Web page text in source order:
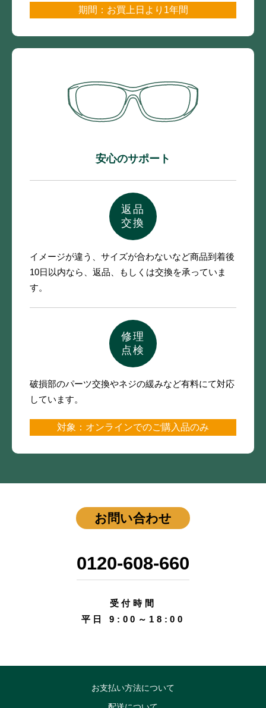
期間：お買上日より1年間
安心のサポート
返品
交換
イメージが違う、サイズが合わないなど商品到着後
10日以内なら、 返品、もしくは交換を承っていま
す。
修理
点検
破損部のパーツ交換やネジの緩みなど有料にて対応
しています。
対象：オンラインでのご購入品のみ
お問い合わせ
0120-608-660
受付時間
平日 9:00～18:00
お支払い方法について